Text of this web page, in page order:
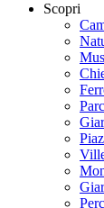
Scopri